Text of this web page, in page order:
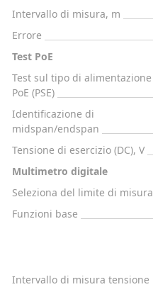
Intervallo di misura, m
Errore
Test PoE
Test sul tipo di alimentazione
PoE (PSE)
Identificazione di
midspan/endspan
Tensione di esercizio (DC), V
Multimetro digitale
Seleziona del limite di misura
Funzioni base
Intervallo di misura tensione